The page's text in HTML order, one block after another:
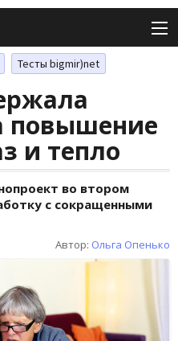
Тесты bigmir)net
повышение
и тепло
во втором
с сокращенными
Автор: Ольга Опенько